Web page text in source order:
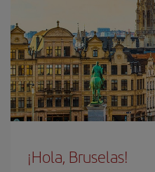
¡Hola, Bruselas!